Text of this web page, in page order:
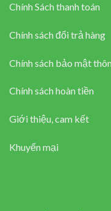
Chính Sách thanh toán
Chính sách đổi trả hàng
Chính sách bảo mật
Chính sách hoàn tiền
Giới thiệu, cam kết
Khuyến mại